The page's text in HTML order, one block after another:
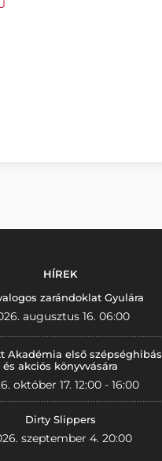
HÍREK
zarándoklat Gyulára
augusztus 16. 06:00
Akadémia első szépséghibás
és akciós könyvvására
október 17. 12:00 - 16:00
Dirty Slippers
szeptember 4. 20:00